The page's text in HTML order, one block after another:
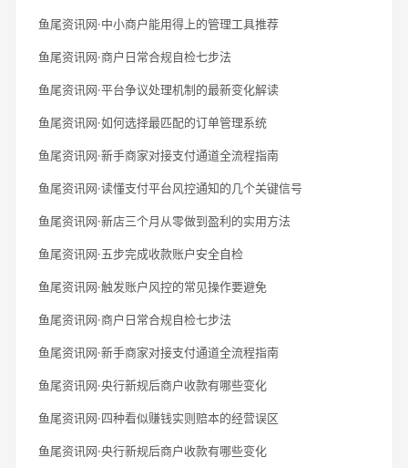
鱼尾资讯网·中小商户能用得上的管理工具推荐
鱼尾资讯网·商户日常合规自检七步法
鱼尾资讯网·平台争议处理机制的最新变化解读
鱼尾资讯网·如何选择最匹配的订单管理系统
鱼尾资讯网·新手商家对接支付通道全流程指南
鱼尾资讯网·读懂支付平台风控通知的几个关键信号
鱼尾资讯网·新店三个月从零做到盈利的实用方法
鱼尾资讯网·五步完成收款账户安全自检
鱼尾资讯网·触发账户风控的常见操作要避免
鱼尾资讯网·商户日常合规自检七步法
鱼尾资讯网·新手商家对接支付通道全流程指南
鱼尾资讯网·央行新规后商户收款有哪些变化
鱼尾资讯网·四种看似赚钱实则赔本的经营误区
鱼尾资讯网·央行新规后商户收款有哪些变化